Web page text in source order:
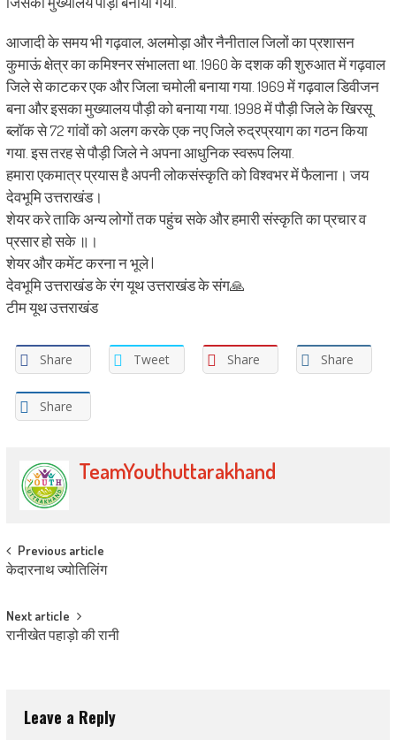
आजादी के समय भी गढ़वाल, अलमोड़ा और नैनीताल जिलों का प्रशासन
कुमाऊं क्षेत्र का कमिश्नर संभालता था. 1960 के दशक की शुरुआत में गढ़वाल
जिले से काटकर एक और जिला चमोली बनाया गया. 1969 में गढ़वाल डिवीजन
बना और इसका मुख्यालय पौड़ी को बनाया गया. 1998 में पौड़ी जिले के खिरसू
ब्लॉक से 72 गांवों को अलग करके एक नए जिले रुद्रप्रयाग का गठन किया
गया. इस तरह से पौड़ी जिले ने अपना आधुनिक स्वरूप लिया.
हमारा एकमात्र प्रयास है अपनी लोकसंस्कृति को विश्वभर में फैलाना। जय
देवभूमि उत्तराखंड।
शेयर करे ताकि अन्य लोगों तक पहुंच सके और हमारी संस्कृति का प्रचार व
प्रसार हो सके ॥।
शेयर और कमेंट करना न भूले |
देवभूमि उत्तराखंड के रंग यूथ उत्तराखंड के संग🙏
टीम यूथ उत्तराखंड
Share Tweet Share Share
Share
TeamYouthuttarakhand
Post navigation
Previous article
केदारनाथ ज्योतिलिंग
Next article
रानीखेत पहाड़ो की रानी
Leave a Reply